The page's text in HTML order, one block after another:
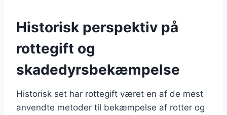
Historisk perspektiv på
rottegift og
skadedyrsbekæmpelse
Historisk set har rottegift været en af de mest
anvendte metoder til bekæmpelse af rotter og